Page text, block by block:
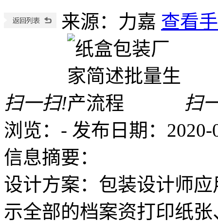
来源：力嘉 查看
扫一扫!
扫
浏览： - 发布日期：2020-
信息摘要：
设计方案：包装设计师
示全部的档案资打印纸